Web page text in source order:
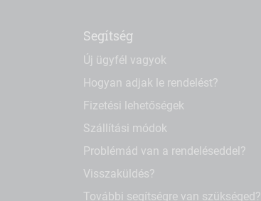
Segítség
Új ügyfél vagyok
Hogyan adjak le rendelést?
Fizetési lehetőségek
Szállítási módok
Problémád van a rendeléseddel?
Visszaküldés?
További segítségre van szükséged?